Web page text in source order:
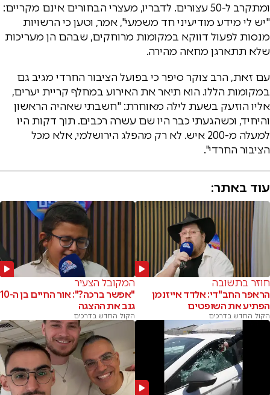
ומתקרב ל-50 עצורים. לדבריו, מעצרי הבחורים אינם מקריים:
"יש לי מידע מודיעיני חד משמעי", אמר, וטען כי הרשויות
מנסות לפעול דווקא במקומות מרוחקים, שבהם הן מעריכות
שלא תתארגן מחאה מהירה.
עם זאת, הרב צוקר סיפר כי בפועל הציבור החרדי מגיב גם
במקומות הללו. הוא תיאר את האירוע במחלף קריית יערים,
אליו הוזעק בשעת לילה מאוחרת: "חשבתי שאהיה הראשון
והיחיד, וכשהגעתי כבר היו שם עשרה רכבים. תוך דקות היו
למעלה מ-200 איש. לא רק מהפלג הירושלמי, אלא מכל
הציבור החרדי".
עוד באתר:
חוזר בתשובה
הראפר החב"די: אלדד אייזנמן
הפתיע את השופטים
הקול החדש בדרכים
המקובל הצעיר
"אפשר ברכה?": אור החיים בן ה-10
גנב את ההצגה
הקול החדש בדרכים